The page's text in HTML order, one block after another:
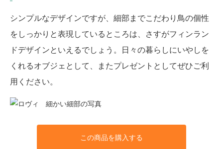
シンプルなデザインですが、細部までこだわり鳥の個性
をしっかりと表現しているところは、さすがフィンラン
ドデザインといえるでしょう。日々の暮らしにいやしを
くれるオブジェとして、またプレゼントとしてぜひご利
用ください。
この商品を購入する